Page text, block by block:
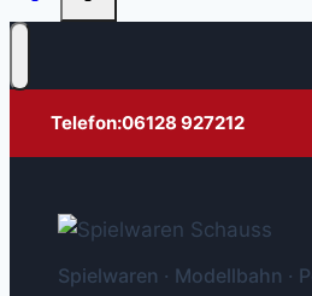
Telefon:06128 927212
Spielwaren · Modellbahn ·